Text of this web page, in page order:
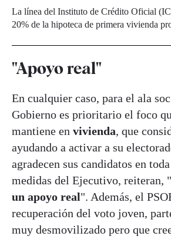
La línea del Instituto de Crédito Oficial
20% de la hipoteca de primera vivienda
"Apoyo real"
En cualquier caso, para el ala
Gobierno es prioritario el foco
mantiene en vivienda, que
ayudando a activar a su
agradecen sus candidatos en
medidas del Ejecutivo, reiteran,
un apoyo real". Además, el
recuperación del voto joven,
muy desmovilizado pero que